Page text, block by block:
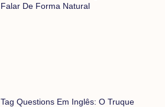
Falar De Forma Natural
Tag Questions Em Inglês: O Truque